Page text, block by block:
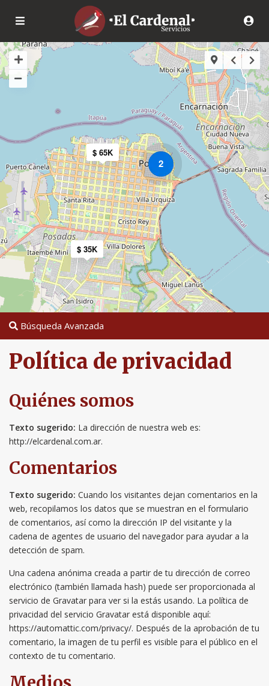
$ 35K
$ 65K
2
Búsqueda Avanzada
Política de privacidad
Quiénes somos
Texto sugerido: La dirección de nuestra web es:
http://elcardenal.com.ar.
Comentarios
Texto sugerido: Cuando los visitantes dejan comentarios en la
web, recopilamos los datos que se muestran en el formulario
de comentarios, así como la dirección IP del visitante y la
cadena de agentes de usuario del navegador para ayudar a la
detección de spam.
Una cadena anónima creada a partir de tu dirección de correo
electrónico (también llamada hash) puede ser proporcionada al
servicio de Gravatar para ver si la estás usando. La política de
privacidad del servicio Gravatar está disponible aquí:
https://automattic.com/privacy/. Después de la aprobación de tu
comentario, la imagen de tu perfil es visible para el público en el
contexto de tu comentario.